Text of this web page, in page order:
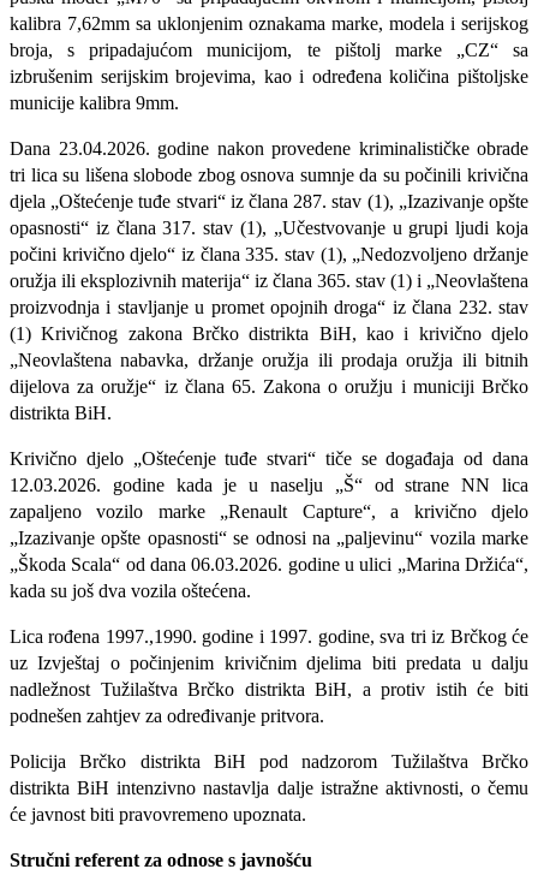
kalibra 7,62mm sa uklonjenim oznakama marke, modela i serijskog
broja, s pripadajućom municijom, te pištolj marke „CZ“ sa
izbrušenim serijskim brojevima, kao i određena količina pištoljske
municije kalibra 9mm.
Dana 23.04.2026. godine nakon provedene kriminalističke obrade
tri lica su lišena slobode zbog osnova sumnje da su počinili krivična
djela „Oštećenje tuđe stvari“ iz člana 287. stav (1), „Izazivanje opšte
opasnosti“ iz člana 317. stav (1), „Učestvovanje u grupi ljudi koja
počini krivično djelo“ iz člana 335. stav (1), „Nedozvoljeno držanje
oružja ili eksplozivnih materija“ iz člana 365. stav (1) i „Neovlaštena
proizvodnja i stavljanje u promet opojnih droga“ iz člana 232. stav
(1) Krivičnog zakona Brčko distrikta BiH, kao i krivično djelo
„Neovlaštena nabavka, držanje oružja ili prodaja oružja ili bitnih
dijelova za oružje“ iz člana 65. Zakona o oružju i municiji Brčko
distrikta BiH.
Krivično djelo „Oštećenje tuđe stvari“ tiče se događaja od dana
12.03.2026. godine kada je u naselju „Š“ od strane NN lica
zapaljeno vozilo marke „Renault Capture“, a krivično djelo
„Izazivanje opšte opasnosti“ se odnosi na „paljevinu“ vozila marke
„Škoda Scala“ od dana 06.03.2026. godine u ulici „Marina Držića“,
kada su još dva vozila oštećena.
Lica rođena 1997.,1990. godine i 1997. godine, sva tri iz Brčkog će
uz Izvještaj o počinjenim krivičnim djelima biti predata u dalju
nadležnost Tužilaštva Brčko distrikta BiH, a protiv istih će biti
podnešen zahtjev za određivanje pritvora.
Policija Brčko distrikta BiH pod nadzorom Tužilaštva Brčko
distrikta BiH intenzivno nastavlja dalje istražne aktivnosti, o čemu
će javnost biti pravovremeno upoznata.
Stručni referent za odnose s javnošću